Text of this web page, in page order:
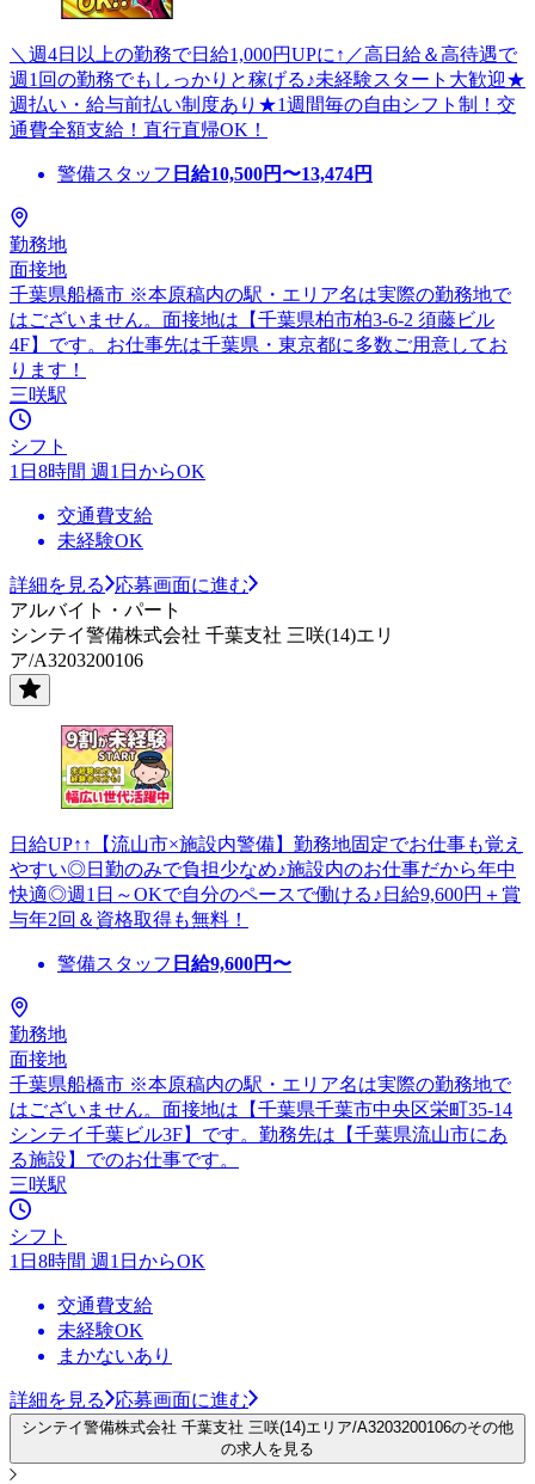
＼週4日以上の勤務で日給1,000円UPに↑／高日給＆高待遇で
週1回の勤務でもしっかりと稼げる♪未経験スタート大歓迎★
週払い・給与前払い制度あり★1週間毎の自由シフト制！交
通費全額支給！直行直帰OK！
警備スタッフ 日給10,500円〜13,474円
勤務地
面接地
千葉県船橋市 ※本原稿内の駅・エリア名は実際の勤務地で
はございません。面接地は【千葉県柏市柏3-6-2 須藤ビル
4F】です。お仕事先は千葉県・東京都に多数ご用意してお
ります！
三咲駅
シフト
1日8時間 週1日からOK
交通費支給
未経験OK
詳細を見る
応募画面に進む
アルバイト・パート
シンテイ警備株式会社 千葉支社 三咲(14)エリ
ア/A3203200106
日給UP↑↑【流山市×施設内警備】勤務地固定でお仕事も覚え
やすい◎日勤のみで負担少なめ♪施設内のお仕事だから年中
快適◎週1日～OKで自分のペースで働ける♪日給9,600円＋賞
与年2回＆資格取得も無料！
警備スタッフ 日給9,600円〜
勤務地
面接地
千葉県船橋市 ※本原稿内の駅・エリア名は実際の勤務地で
はございません。面接地は【千葉県千葉市中央区栄町35-14
シンテイ千葉ビル3F】です。勤務先は【千葉県流山市にあ
る施設】でのお仕事です。
三咲駅
シフト
1日8時間 週1日からOK
交通費支給
未経験OK
まかないあり
詳細を見る 応募画面に進む
シンテイ警備株式会社 千葉支社 三咲(14)エリア/A3203200106のその他
の求人を見る